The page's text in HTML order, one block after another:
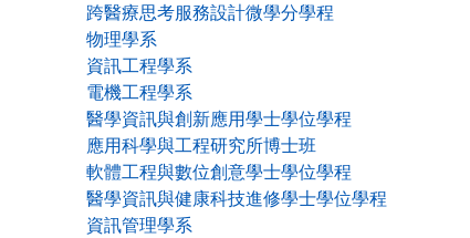
跨醫療思考服務設計微學分學程
物理學系
資訊工程學系
電機工程學系
醫學資訊與創新應用學士學位學程
應用科學與工程研究所博士班
軟體工程與數位創意學士學位學程
醫學資訊與健康科技進修學士學位學程
資訊管理學系